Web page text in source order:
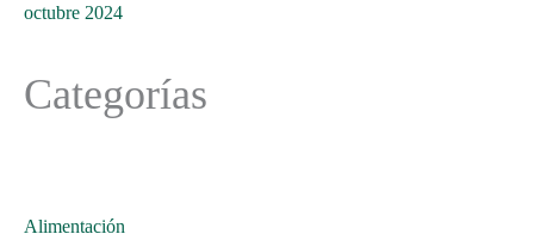
octubre 2024
Categorías
Alimentación